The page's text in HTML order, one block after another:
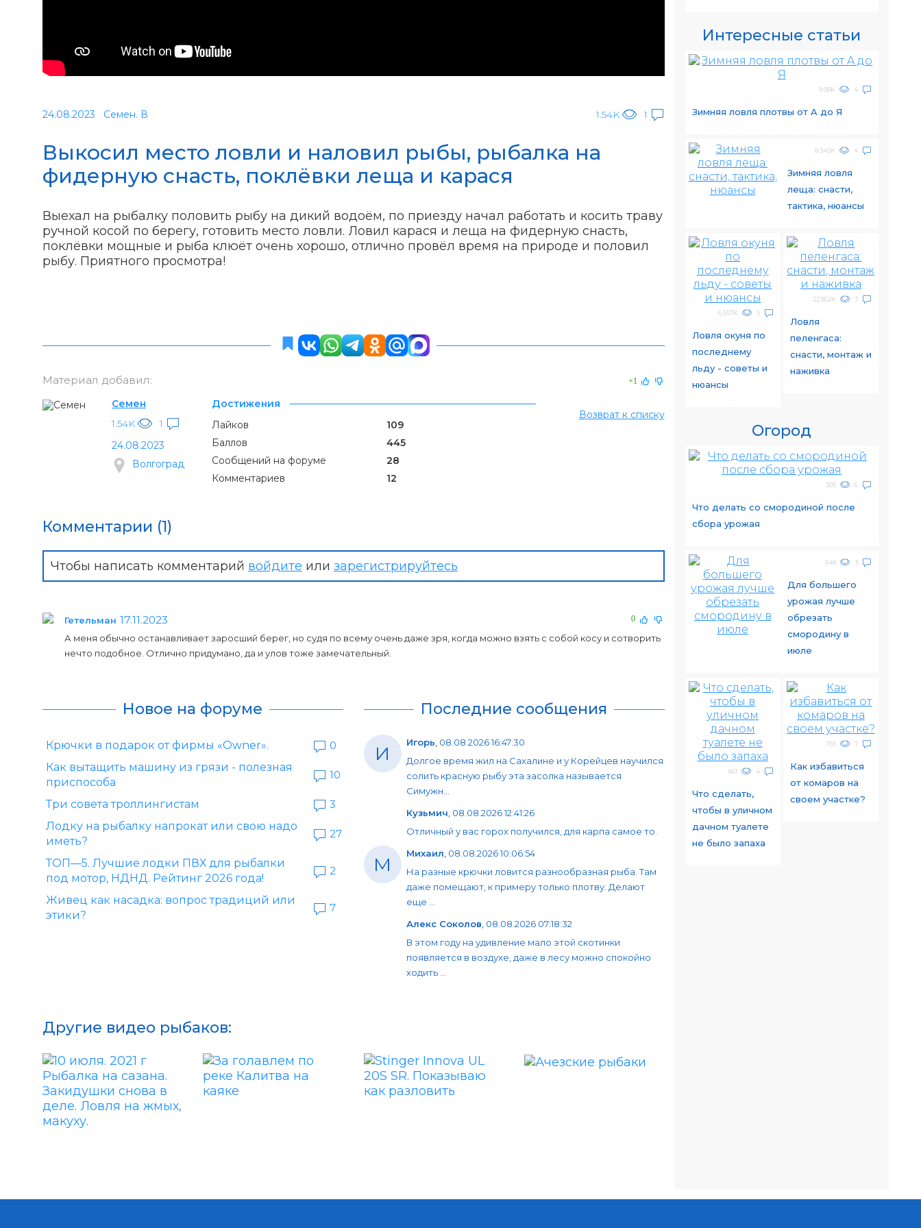
24.08.2023 Семен. В 1.54K 1
Выкосил место ловли и наловил рыбы, рыбалка на
фидерную снасть, поклёвки леща и карася
Выехал на рыбалку половить рыбу на дикий водоём, по приезду начал работать и косить траву
ручной косой по берегу, готовить место ловли. Ловил карася и леща на фидерную снасть,
поклёвки мощные и рыба клюёт очень хорошо, отлично провёл время на природе и половил
рыбу. Приятного просмотра!
Материал добавил: +1
Семен
1.54K
1
24.08.2023
Волгоград
Достижения
Лайков
109
Баллов
445
Сообщений на форуме
28
Комментариев
12
Возврат к списку
Комментарии (1)
Чтобы написать комментарий войдите или зарегистрируйтесь
0
Гетельман 17.11.2023
А меня обычно останавливает заросший берег, но судя по всему очень даже зря, когда можно взять с собой косу и сотворить
нечто подобное. Отлично придумано, да и улов тоже замечательный.
Новое на форуме
Крючки в подарок от фирмы «Owner».
0
Как вытащить машину из грязи - полезная
приспособа
10
Три совета троллингистам
3
Лодку на рыбалку напрокат или свою надо
иметь?
27
ТОП—5. Лучшие лодки ПВХ для рыбалки
под мотор, НДНД. Рейтинг 2026 года!
2
Живец как насадка: вопрос традиций или
этики?
7
Последние сообщения
И Игорь, 08.08.2026 16:47:30
Долгое время жил на Сахалине и у Корейцев научился
солить красную рыбу эта засолка называется
Симужн...
Кузьмич, 08.08.2026 12:41:26
Отличный у вас горох получился, для карпа самое то.
М Михаил, 08.08.2026 10:06:54
На разные крючки ловится разнообразная рыба. Там
даже помещают, к примеру только плотву. Делают
еще ...
Алекс Соколов, 08.08.2026 07:18:32
В этом году на удивление мало этой скотинки
появляется в воздухе, даже в лесу можно спокойно
ходить ...
Другие видео рыбаков:
Интересные статьи
9.08K 4
Зимняя ловля плотвы от A до Я
8.345K 4
Зимняя ловля
леща: снасти,
тактика, нюансы
6.557K 5
Ловля окуня по
последнему
льду - советы и
нюансы
22.802K 3
Ловля
пеленгаса:
снасти, монтаж и
наживка
Огород
305 6
Что делать со смородиной после
сбора урожая
548 3
Для большего
урожая лучше
обрезать
смородину в
июле
661 4
Что сделать,
чтобы в уличном
дачном туалете
не было запаха
755 7
Как избавиться
от комаров на
своем участке?